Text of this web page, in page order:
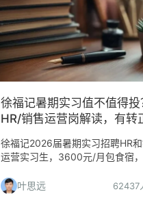
徐福记暑期实习值不值得投
HR/销售运营岗解读，有转
徐福记2026届暑期实习招聘HR
运营实习生，3600元/月包食宿
适合谁投？哪些人慎投？本文给
断。
叶思远 62437